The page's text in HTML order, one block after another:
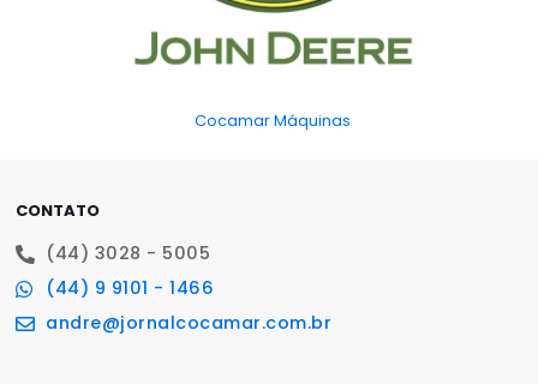
Cocamar Máquinas
CONTATO
(44) 3028 - 5005
(44) 9 9101 - 1466
andre@jornalcocamar.com.br